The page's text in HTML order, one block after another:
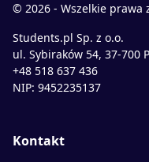
© 2026 - Wszelkie prawa
Students.pl Sp. z o.o.
ul. Sybiraków 54, 37-700
+48 518 637 436
NIP: 9452235137
Kontakt